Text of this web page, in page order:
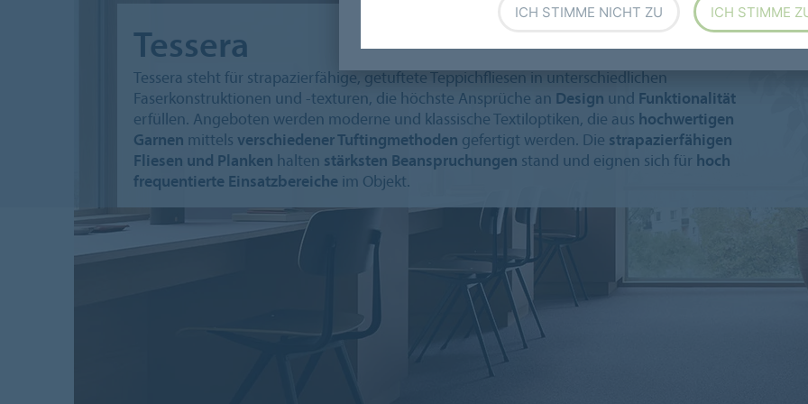
Tessera
Tessera steht für strapazierfähige, getuftete Teppichfliesen in unterschiedlichen
Faserkonstruktionen und -texturen, die höchste Ansprüche an Design und Funktionalität
erfüllen. Angeboten werden moderne und klassische Textiloptiken, die aus hochwertigen
Garnen mittels verschiedener Tuftingmethoden gefertigt werden. Die strapazierfähigen
Fliesen und Planken halten stärksten Beanspruchungen stand und eignen sich für hoch
frequentierte Einsatzbereiche im Objekt.
ICH STIMME NICHT ZU ICH STIMME